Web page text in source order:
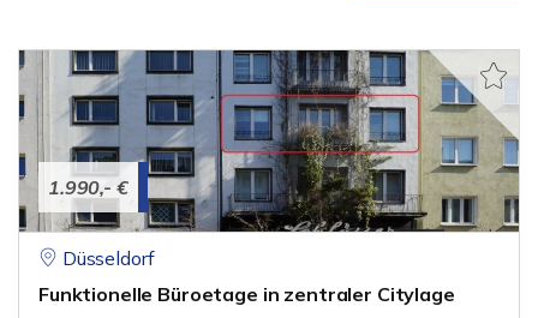
1.990,- €
Düsseldorf
Funktionelle Büroetage in zentraler Citylage